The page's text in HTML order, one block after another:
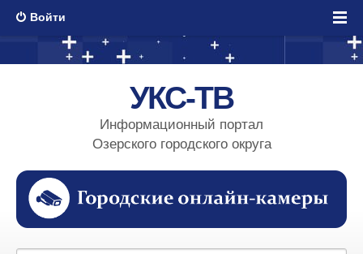
Войти
УКС-ТВ
Информационный портал
Озерского городского округа